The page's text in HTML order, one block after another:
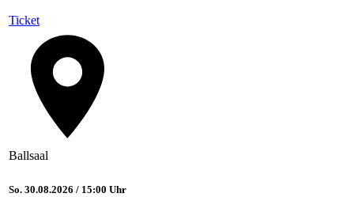
Ticket
Ballsaal
So. 30.08.2026 / 15:00 Uhr